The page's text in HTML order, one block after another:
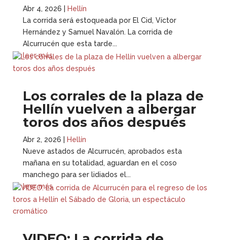
Abr 4, 2026
Hellín
La corrida será estoqueada por El Cid, Víctor
Hernández y Samuel Navalón. La corrida de
Alcurrucén que esta tarde...
leer más
Los corrales de la plaza de
Hellín vuelven a albergar
toros dos años después
Abr 2, 2026
Hellín
Nueve astados de Alcurrucén, aprobados esta
mañana en su totalidad, aguardan en el coso
manchego para ser lidiados el...
leer más